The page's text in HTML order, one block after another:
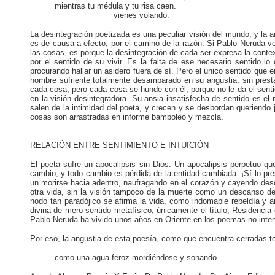
mientras tu médula y tu risa caen.
vienes volando.
La desintegración poetizada es una peculiar visión del mundo, y la
es de causa a efecto, por el camino de la razón. Si Pablo Neruda
las cosas, es porque la desintegración de cada ser expresa la
por el sentido de su vivir. Es la falta de ese necesario sentido
procurando hallar un asidero fuera de sí. Pero el único sentido
hombre sufriente totalmente desamparado en su angustia, sin
cada cosa, pero cada cosa se hunde con él, porque no le da el
en la visión desintegradora. Su ansia insatisfecha de sentido es
salen de la intimidad del poeta, y crecen y se desbordan
cosas son arrastradas en informe bamboleo y mezcla.
RELACIÓN ENTRE SENTIMIENTO E INTUICIÓN
El poeta sufre un apocalipsis sin Dios. Un apocalipsis perpetuo
cambio, y todo cambio es pérdida de la entidad cambiada. ¡Sí lo
un morirse hacia adentro, naufragando en el corazón y cayendo
otra vida, sin la visión tampoco de la muerte como un descanso
nodo tan paradójico se afirma la vida, como indomable rebeldía y
divina de mero sentido metafísico, únicamente el título,
Pablo Neruda ha vivido unos años en Oriente en los poemas no
Por eso, la angustia de esta poesía, como que encuentra cerradas
como una agua feroz mordiéndose y sonando.